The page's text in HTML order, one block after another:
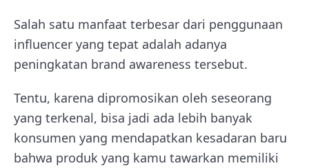
Salah satu manfaat terbesar dari penggunaan
influencer yang tepat adalah adanya
peningkatan brand awareness tersebut.
Tentu, karena dipromosikan oleh seseorang
yang terkenal, bisa jadi ada lebih banyak
konsumen yang mendapatkan kesadaran baru
bahwa produk yang kamu tawarkan memiliki